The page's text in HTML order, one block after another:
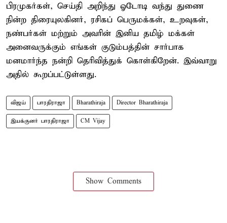
பிரமுகர்கள், செய்தி அறிந்து ஓடோடி வந்து துணை
நின்ற திரையுலகினர், ரசிகப் பெருமக்கள், உறவுகள்,
நண்பர்கள் மற்றும் அவரின் இனிய தமிழ் மக்கள்
அனைவருக்கும் எங்கள் குடும்பத்தின் சார்பாக
மனமார்ந்த நன்றி தெரிவித்துக் கொள்கிறேன். இவ்வாறு
அதில் கூறப்பட்டுள்ளது.
விஜய் பாரதிராஜா Bharathiraja Director Bharathiraja
இயக்குனர் பாரதிராஜா CM Vijay
Show Comments